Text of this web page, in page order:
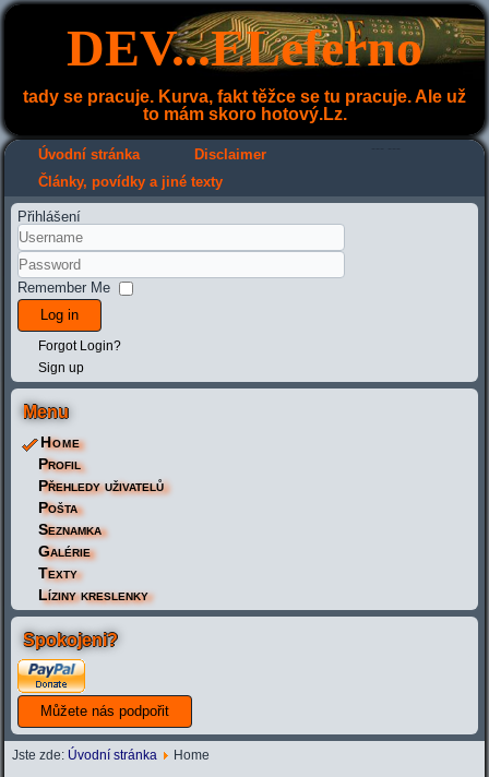
DEV...ELeferno
tady se pracuje. Kurva, fakt těžce se tu pracuje. Ale už
to mám skoro hotový.Lz.
Úvodní stránka Disclaimer
Články, povídky a jiné texty
Přihlášení
Remember Me
Log in
Forgot Login?
Sign up
Menu
Home
Profil
Přehledy uživatelů
Pošta
Seznamka
Galérie
Texty
Líziny kreslenky
Spokojeni?
Jste zde: Úvodní stránka Home